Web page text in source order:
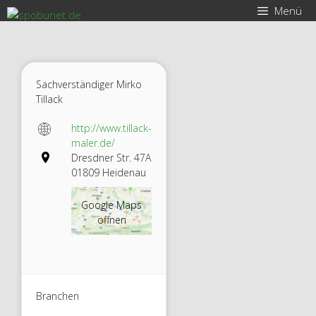
Zum
Inhalt
Menü
Sachverständiger Mirko
Tillack
http://www.tillack-
maler.de/
Dresdner Str. 47A
01809 Heidenau
Google Maps
öffnen
Branchen